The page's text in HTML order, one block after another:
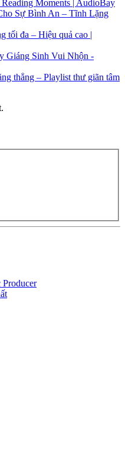
Moments | AudioBay
Sự Bình An – Tĩnh Lặng
tối đa – Hiệu quả cao |
Giáng Sinh Vui Nhộn -
thẳng – Playlist thư giãn tâm